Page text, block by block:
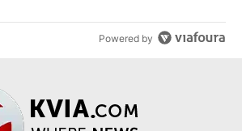
Powered by